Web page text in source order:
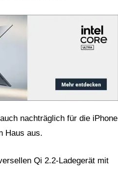
nachträglich für die iPhone
Haus aus.
Qi 2.2-Ladegerät mit